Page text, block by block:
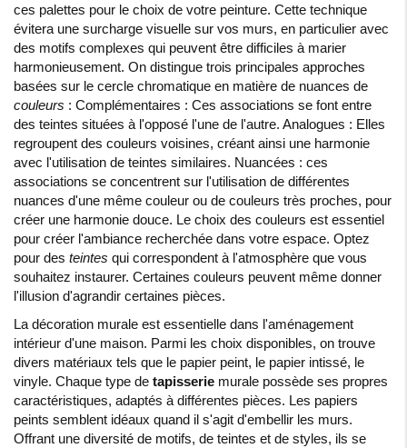
ces palettes pour le choix de votre peinture. Cette technique
évitera une surcharge visuelle sur vos murs, en particulier avec
des motifs complexes qui peuvent être difficiles à marier
harmonieusement. On distingue trois principales approches
basées sur le cercle chromatique en matière de nuances de
couleurs : Complémentaires : Ces associations se font entre
des teintes situées à l'opposé l'une de l'autre. Analogues : Elles
regroupent des couleurs voisines, créant ainsi une harmonie
avec l'utilisation de teintes similaires. Nuancées : ces
associations se concentrent sur l'utilisation de différentes
nuances d'une même couleur ou de couleurs très proches, pour
créer une harmonie douce. Le choix des couleurs est essentiel
pour créer l'ambiance recherchée dans votre espace. Optez
pour des teintes qui correspondent à l'atmosphère que vous
souhaitez instaurer. Certaines couleurs peuvent même donner
l'illusion d'agrandir certaines pièces.
La décoration murale est essentielle dans l'aménagement
intérieur d'une maison. Parmi les choix disponibles, on trouve
divers matériaux tels que le papier peint, le papier intissé, le
vinyle. Chaque type de tapisserie murale possède ses propres
caractéristiques, adaptés à différentes pièces. Les papiers
peints semblent idéaux quand il s'agit d'embellir les murs.
Offrant une diversité de motifs, de teintes et de styles, ils se